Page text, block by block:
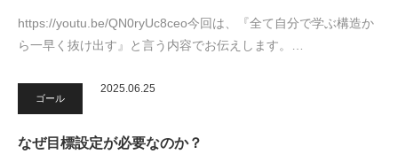
https://youtu.be/QN0ryUc8ceo今回は、『全て自分で学ぶ構造か
ら一早く抜け出す』と言う内容でお伝えします。…
ゴール
2025.06.25
なぜ目標設定が必要なのか？